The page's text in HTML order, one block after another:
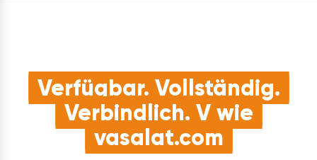
Verfügbar. Vollständig.
Verbindlich. V wie
vasalat.com